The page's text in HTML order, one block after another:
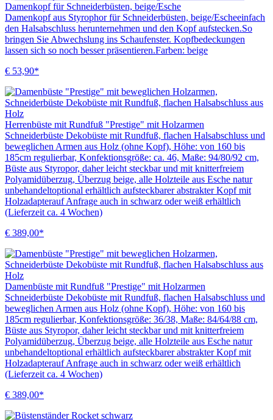
Damenkopf für Schneiderbüsten, beige/Esche
Damenkopf aus Styrophor für Schneiderbüsten, beige/Escheeinfach
den Halsabschluss herunternehmen und den Kopf aufstecken.So
bringen Sie Abwechslung ins Schaufenster. Kopfbedeckungen
lassen sich so noch besser präsentieren.Farben: beige
€ 53,90*
Herrenbüste mit Rundfuß "Prestige" mit Holzarmen
Schneiderbüste Dekobüste mit Rundfuß, flachen Halsabschluss und
beweglichen Armen aus Holz (ohne Kopf), Höhe: von 160 bis
185cm regulierbar, Konfektionsgröße: ca. 46, Maße: 94/80/92 cm,
Büste aus Styropor, daher leicht steckbar und mit knitterfreiem
Polyamidüberzug, Überzug beige, alle Holzteile aus Esche natur
unbehandeltoptional erhältlich aufsteckbarer abstrakter Kopf mit
Holzadapterauf Anfrage auch in schwarz oder weiß erhältlich
(Lieferzeit ca. 4 Wochen)
€ 389,00*
Damenbüste mit Rundfuß "Prestige" mit Holzarmen
Schneiderbüste Dekobüste mit Rundfuß, flachen Halsabschluss und
beweglichen Armen aus Holz (ohne Kopf), Höhe: von 160 bis
185cm regulierbar, Konfektionsgröße: 36/38, Maße: 84/64/88 cm,
Büste aus Styropor, daher leicht steckbar und mit knitterfreiem
Polyamidüberzug, Überzug beige, alle Holzteile aus Esche natur
unbehandeltoptional erhältlich aufsteckbarer abstrakter Kopf mit
Holzadapterauf Anfrage auch in schwarz oder weiß erhältlich
(Lieferzeit ca. 4 Wochen)
€ 389,00*